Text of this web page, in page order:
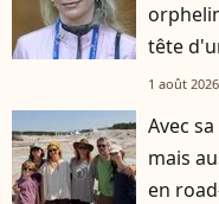
tête
1 août 2026
Avec
mais
en